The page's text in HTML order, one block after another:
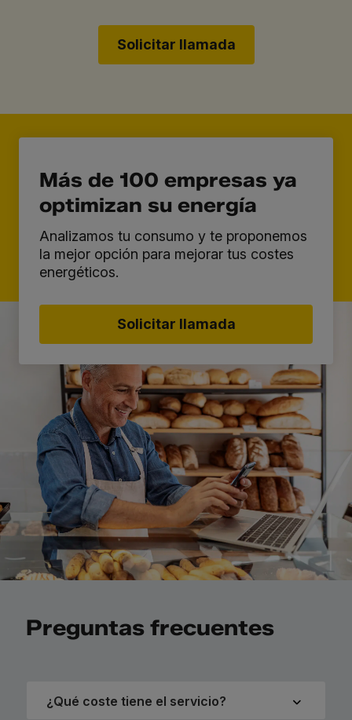
Solicitar llamada
Más de 100 empresas ya
optimizan su energía
Analizamos tu consumo y te proponemos
la mejor opción para mejorar tus costes
energéticos.
Solicitar llamada
Preguntas frecuentes
¿Qué coste tiene el servicio?